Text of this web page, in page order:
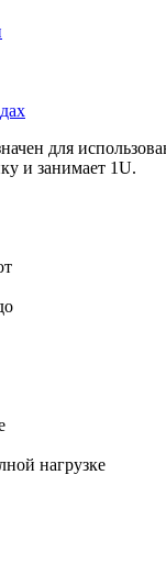
для
и занимает 1U.
нагрузке